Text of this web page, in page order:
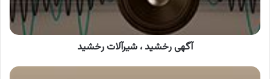
آگهی رخشید ، شیرآلات رخشید
آگهی